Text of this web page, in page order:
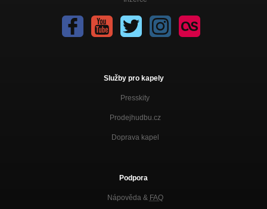
Služby pro kapely
Presskity
Prodejhudbu.cz
Doprava kapel
Podpora
Nápověda & FAQ